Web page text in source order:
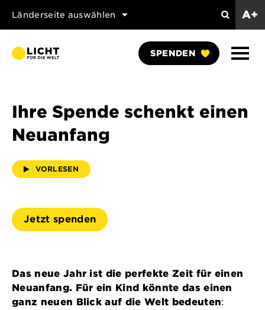
Länderseite auswählen
Suchen
A+
SPENDEN
Ihre Spende schenkt einen
Neuanfang
VORLESEN
Jetzt spenden
Das neue Jahr ist die perfekte Zeit für einen
Neuanfang. Für ein Kind könnte das einen
ganz neuen Blick auf die Welt bedeuten: